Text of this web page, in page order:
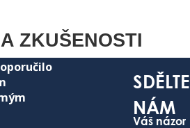
ZKUŠENOSTI
SDĚLTE
NÁM
Váš názor